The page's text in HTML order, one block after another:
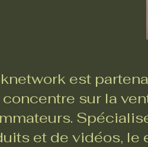
est
sur la
et de vidéos, le